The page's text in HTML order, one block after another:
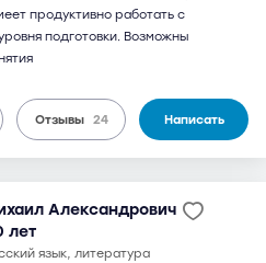
продуктивно работать с
подготовки. Возможны
Отзывы 24 Написать
Александрович
лет
язык, литература